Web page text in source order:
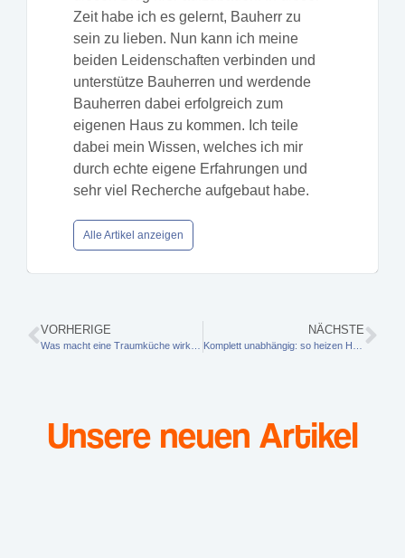
Zeit habe ich es gelernt, Bauherr zu
sein zu lieben. Nun kann ich meine
beiden Leidenschaften verbinden und
unterstütze Bauherren und werdende
Bauherren dabei erfolgreich zum
eigenen Haus zu kommen. Ich teile
dabei mein Wissen, welches ich mir
durch echte eigene Erfahrungen und
sehr viel Recherche aufgebaut habe.
Alle Artikel anzeigen
VORHERIGE NÄCHSTE
Unsere neuen Artikel